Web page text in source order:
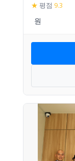
★ 평점 9.3